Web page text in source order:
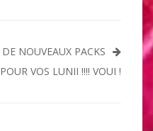
DE NOUVEAUX PACKS
POUR VOS LUNII !!!! VOUI !